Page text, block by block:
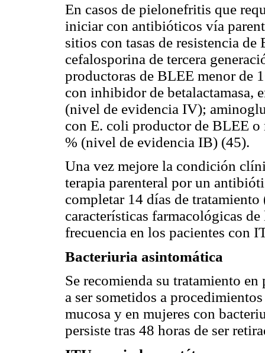
En casos de pielonefritis que
iniciar con antibióticos vía
sitios con tasas de resistencia
cefalosporina de tercera
productoras de BLEE menor de
con inhibidor de betalactamasa,
(nivel de evidencia IV);
con E. coli productor de BLEE
% (nivel de evidencia IB) (45).
Una vez mejore la condición
terapia parenteral por un
completar 14 días de
características farmacológicas
frecuencia en los pacientes con
Bacteriuria asintomática
Se recomienda su tratamiento en
a ser sometidos a
mucosa y en mujeres con
persiste tras 48 horas de ser